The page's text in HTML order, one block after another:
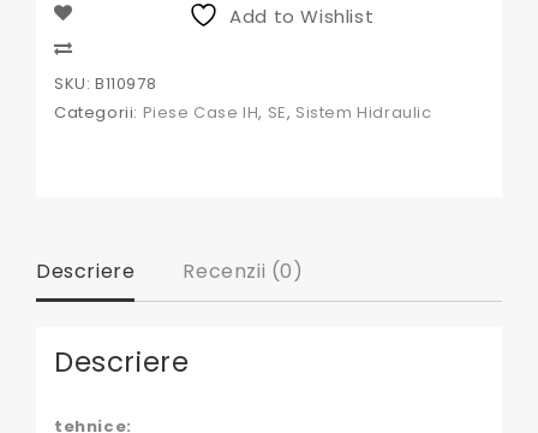
International
0510465339,
23,
565-
Add to Wishlist
SKU: B110978
Categorii: Piese Case IH, SE, Sistem Hidraulic
Descriere Recenzii (0)
Descriere
tehnice: